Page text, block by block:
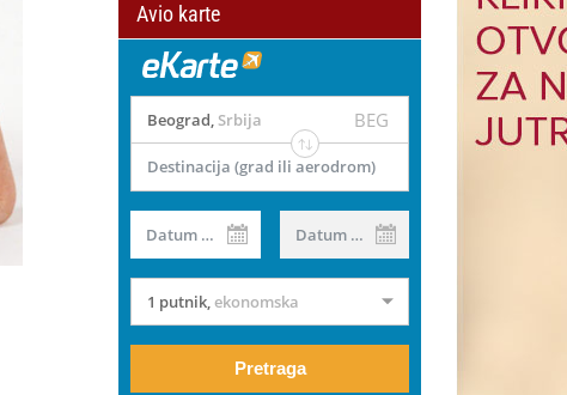
Avio karte
Beograd, Srbija BEG
Destinacija (grad ili aerodrom)
Datum od Datum do
1 putnik,ekonomska
Pretraga